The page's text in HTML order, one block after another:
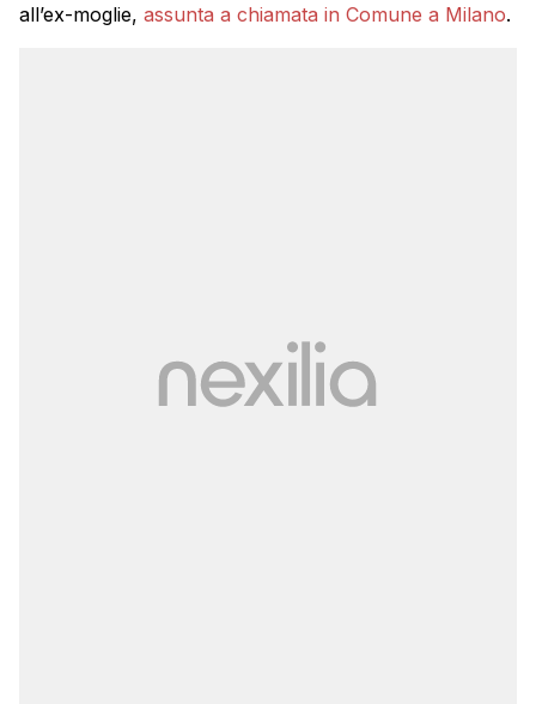
all’ex-moglie, assunta a chiamata in Comune a Milano.